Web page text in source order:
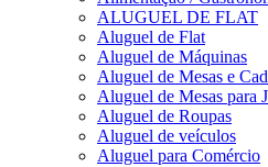
ALUGUEL DE FLAT
Aluguel de Flat
Aluguel de Máquinas
Aluguel de Mesas e
Aluguel de Mesas para
Aluguel de Roupas
Aluguel de veículos
Aluguel para Comércio